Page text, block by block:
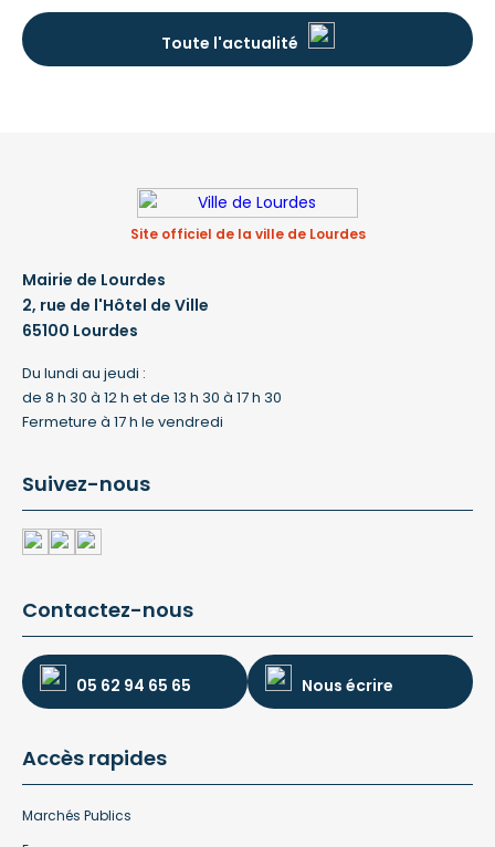
l’entrée du ponton, ainsi
de la Ville
prévoir :
Toute l'actualité
Site officiel de la ville de Lourdes
Mairie de Lourdes
2, rue de l'Hôtel de Ville
65100 Lourdes
Du lundi au jeudi :
de 8 h 30 à 12 h et de 13 h 30 à 17 h 30
Fermeture à 17 h le vendredi
Suivez-nous
Contactez-nous
05 62 94 65 65 Nous écrire
Accès rapides
Marchés Publics